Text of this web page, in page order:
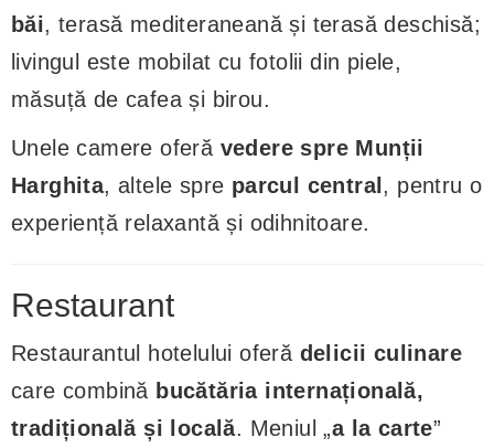
băi, terasă mediteraneană și terasă deschisă;
livingul este mobilat cu fotolii din piele,
măsuță de cafea și birou.
Unele camere oferă vedere spre Munții
Harghita, altele spre parcul central , pentru o
experiență relaxantă și odihnitoare.
Restaurant
Restaurantul hotelului oferă delicii culinare
care combină bucătăria internațională,
tradițională și locală. Meniul „a la carte”